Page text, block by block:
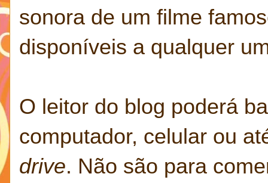
sonora de um filme
disponíveis a qualquer
O leitor do blog poderá
computador, celular ou
drive. Não são para